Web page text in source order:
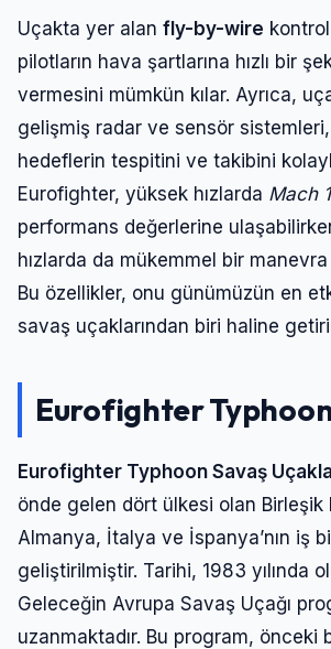
Uçakta yer alan fly-by-wire
pilotların hava şartlarına hızlı bir
vermesini mümkün kılar. Ayrıca,
gelişmiş radar ve sensör
hedeflerin tespitini ve takibini
Eurofighter, yüksek hızlarda Mach
performans değerlerine
hızlarda da mükemmel bir
Bu özellikler, onu günümüzün en
savaş uçaklarından biri haline
Eurofighter
Eurofighter Typhoon Savaş
önde gelen dört ülkesi olan Birleşik
Almanya, İtalya ve İspanya’nın iş
geliştirilmiştir. Tarihi, 1983 yılında
Geleceğin Avrupa Savaş Uçağı
uzanmaktadır. Bu program, önceki